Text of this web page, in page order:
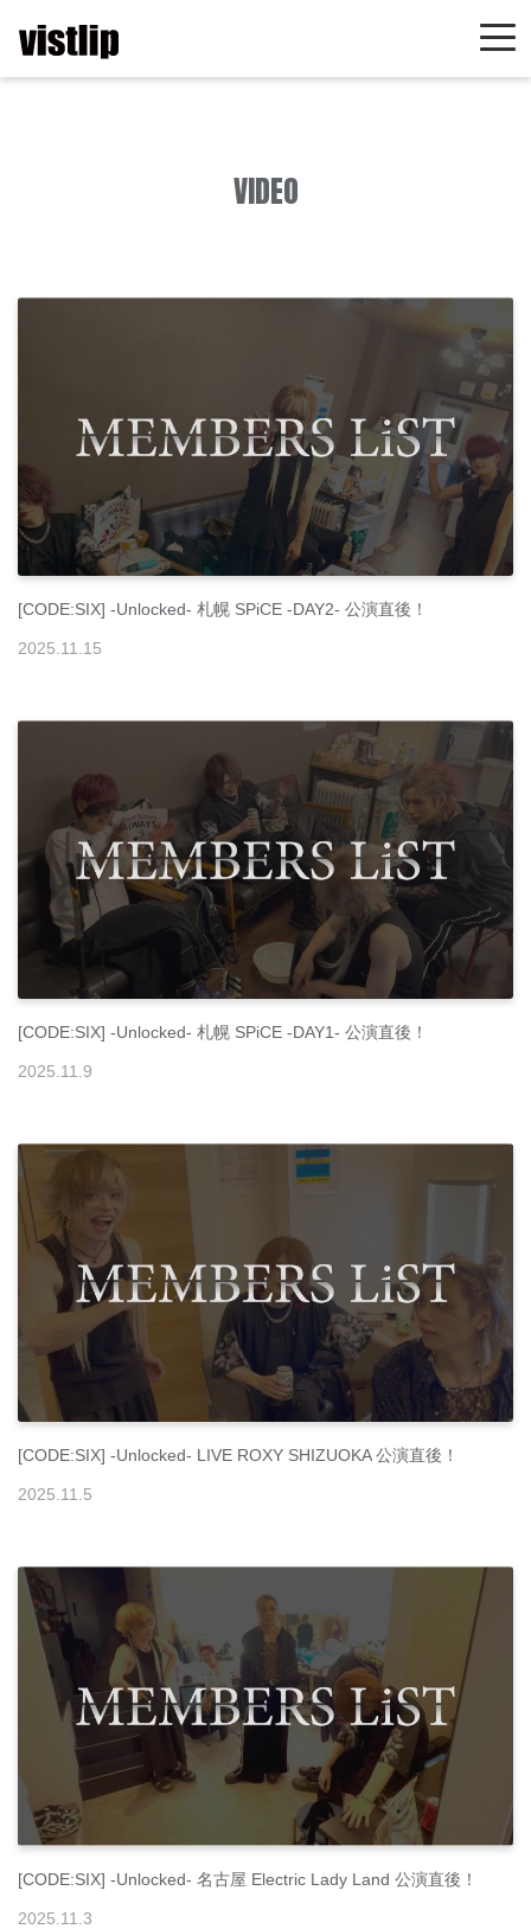
VIDEO
[CODE:SIX] -Unlocked- 札幌 SPiCE -DAY2- 公演直後！
2025 11 15
[CODE:SIX] -Unlocked- 札幌 SPiCE -DAY1- 公演直後！
2025.11.9
[CODE:SIX] -Unlocked- LIVE ROXY SHIZUOKA 公演直後！
2025.11.5
[CODE:SIX] -Unlocked- 名古屋 Electric Lady Land 公演直後！
2025 11 3